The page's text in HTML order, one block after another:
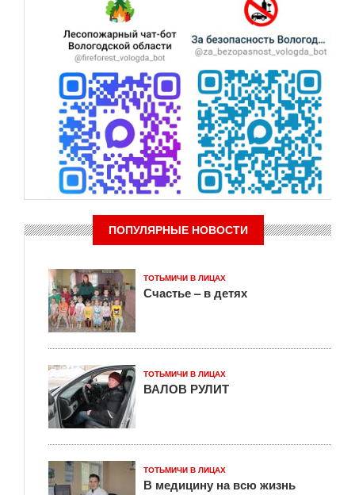
ПОПУЛЯРНЫЕ НОВОСТИ
ТОТЬМИЧИ В ЛИЦАХ
Счастье – в детях
ТОТЬМИЧИ В ЛИЦАХ
ВАЛОВ РУЛИТ
ТОТЬМИЧИ В ЛИЦАХ
В медицину на всю жизнь